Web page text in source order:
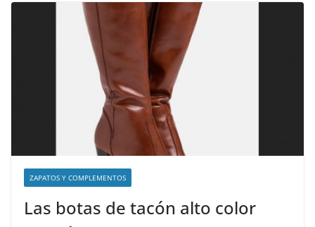
Las botas de tacón alto color